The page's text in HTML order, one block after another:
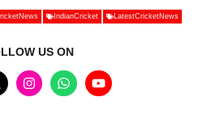
IndianCricket LatestCricketNews
US ON